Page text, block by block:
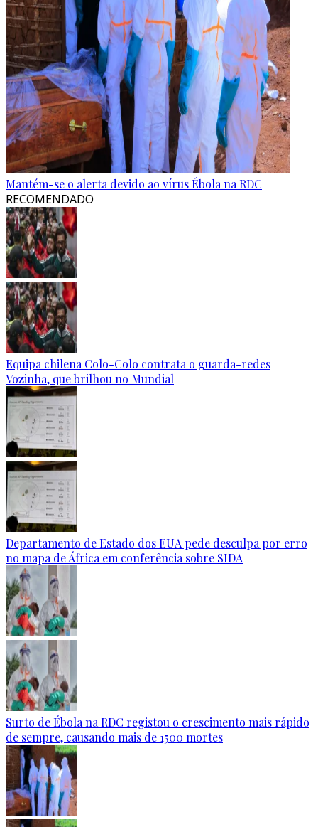
Mantém-se o alerta devido ao vírus Ébola na RDC
RECOMENDADO
Equipa chilena Colo-Colo contrata o guarda-redes
Vozinha, que brilhou no Mundial
Departamento de Estado dos EUA pede desculpa por erro
no mapa de África em conferência sobre SIDA
Surto de Ébola na RDC registou o crescimento mais rápido
de sempre, causando mais de 1500 mortes